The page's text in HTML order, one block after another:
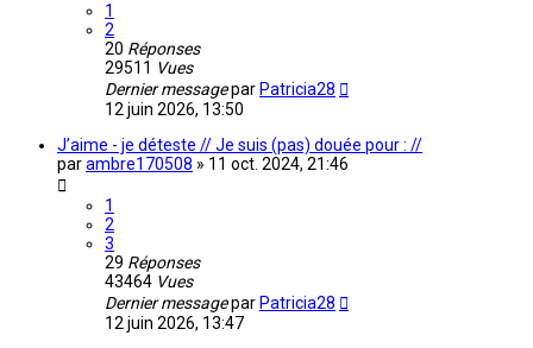
1
2
20 Réponses
29511 Vues
Dernier messagepar Patricia28
12 juin 2026, 13:50
J’aime - je déteste // Je suis (pas) douée pour : //
parambre170508 » 11 oct. 2024, 21:46
1
2
3
29 Réponses
43464 Vues
Dernier messagepar Patricia28
12 juin 2026, 13:47